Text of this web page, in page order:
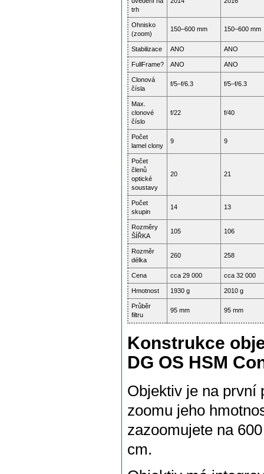
trh
Ohnisko
(zoom)
150–600 mm 150–600 mm
Stabilizace ANO ANO
FullFrame? ANO ANO
Clonová
čísla
f/5–f/6.3 f/5–f/6.3
Max.
clonové
číslo
f/22 f/40
Počet
lamel clony
9 9
Počet
členů
optické
soustavy
20 21
Počet
skupin
14 13
Rozměry
ŠÍŘKA
105 106
Rozměr
délka
260 258
Cena cca 29 000 cca 32 000
Hmotnost 1930 g 2010 g
Průběr
filtru
95 mm 95 mm
Konstrukce
DG OS HSM
Objektiv je na první
zoomu jeho
zazoomujete na
cm.